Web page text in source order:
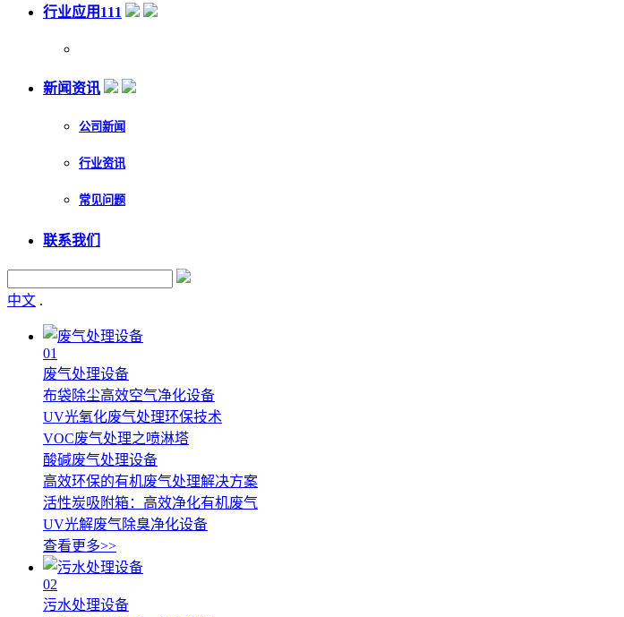
行业应用111
新闻资讯
公司新闻
行业资讯
常见问题
联系我们
中文 .
01
废气处理设备
布袋除尘高效空气净化设备
UV光氧化废气处理环保技术
VOC废气处理之喷淋塔
酸碱废气处理设备
高效环保的有机废气处理解决方案
活性炭吸附箱：高效净化有机废气
UV光解废气除臭净化设备
查看更多>>
02
污水处理设备